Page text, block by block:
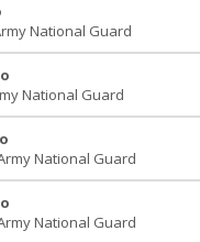
National Guard
National Guard
National Guard
National Guard